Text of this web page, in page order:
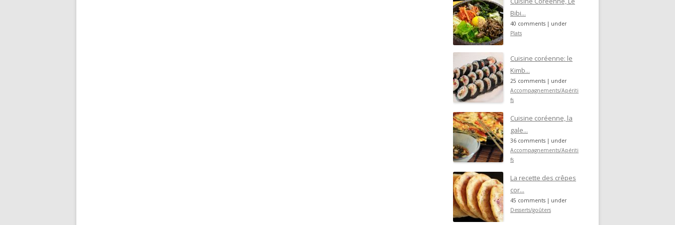
Bibi...
40 comments | under
Plats
Cuisine coréenne: le
Kimb...
25 comments | under
Accompagnements/Apériti
fs
Cuisine coréenne, la
gale...
36 comments | under
Accompagnements/Apériti
fs
La recette des crêpes
cor...
45 comments | under
Desserts/goûters